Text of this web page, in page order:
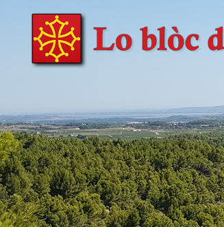
País Nòstre
Paratge e Convivència